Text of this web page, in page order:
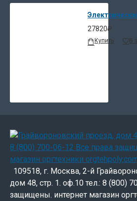
27820₽
Купить В
109518, г. Москва, 2-й
дом 48, стр. 1. оф.10 тел.: 8 (800)
защищены. интернет магазин